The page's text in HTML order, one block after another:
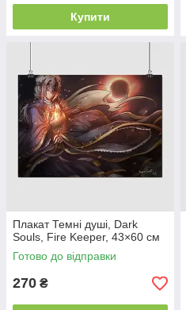
Купити
Плакат Темні душі, Dark
Souls, Fire Keeper, 43×60 см
Готово до відправки
270 ₴